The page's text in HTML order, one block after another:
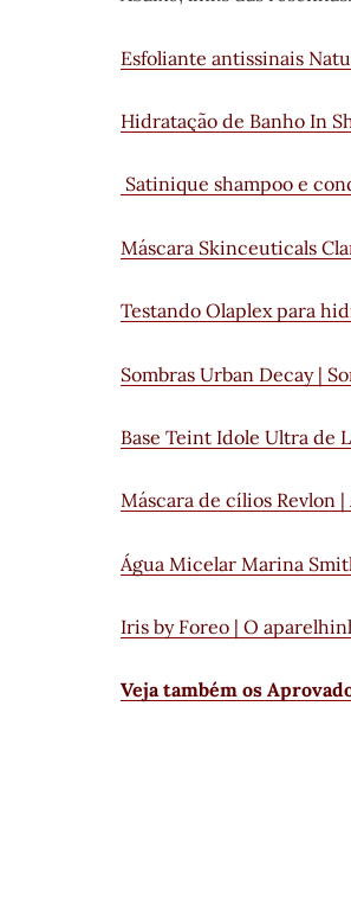
Esfoliante antissinais
Hidratação de Banho In
Satinique shampoo e
Máscara Skinceuticals
Testando Olaplex para
Sombras Urban Decay |
Base Teint Idole Ultra de
Máscara de cílios Revlon
Água Micelar Marina
Iris by Foreo | O
Veja também os